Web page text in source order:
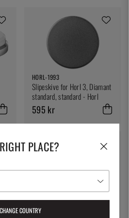
HORL-1993
Slipeskive for Horl 3, Diamant
standard, standard - Horl
595 kr
HORL-1993
Slipeskive for Horl 3,
PLACE?
CHANGE COUNTRY